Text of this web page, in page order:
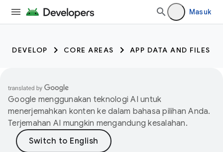
Masuk
DEVELOP CORE AREAS APP DATA AND FILES
Google menggunakan teknologi AI untuk
menerjemahkan konten ke dalam bahasa pilihan Anda.
Terjemahan AI mungkin mengandung kesalahan.